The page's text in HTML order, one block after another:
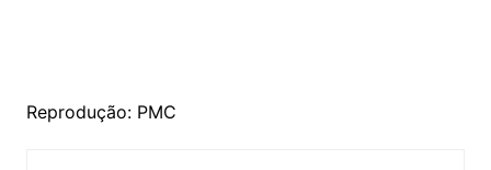
Reprodução: PMC